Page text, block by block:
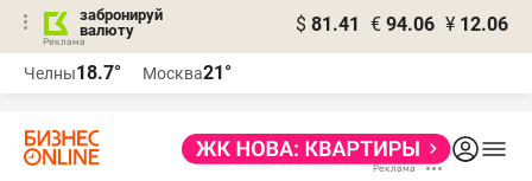
забронируй
валюту
$ 81.41 € 94.06 ¥ 12.06
Челны18.7° Москва21°